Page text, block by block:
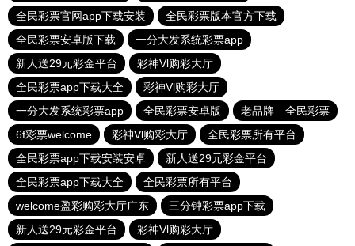
全民彩票官网app下载安装
全民彩票版本官方下载
全民彩票安卓版下载
一分大发系统彩票app
新人送29元彩金平台
彩神Vl购彩大厅
全民彩票app下载大全
彩神Vl购彩大厅
一分大发系统彩票app
全民彩票安卓版
老品牌—全民彩票
6f彩票welcome
彩神Vl购彩大厅
全民彩票所有平台
全民彩票app下载安装安卓
新人送29元彩金平台
全民彩票app下载大全
全民彩票所有平台
welcome盈彩购彩大厅广东
三分钟彩票app下载
新人送29元彩金平台
彩神Vl购彩大厅